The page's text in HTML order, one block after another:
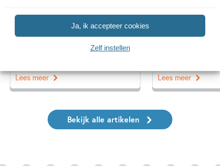
Ja, ik accepteer cookies
Zelf instellen
14 SEPTEMBER 2025
Ons Kinderpanel leest: ‘De
blauwevinvistemster’
Lees meer
14 MEI 2025
over ‘Neem
Lees meer
Bekijk alle artikelen